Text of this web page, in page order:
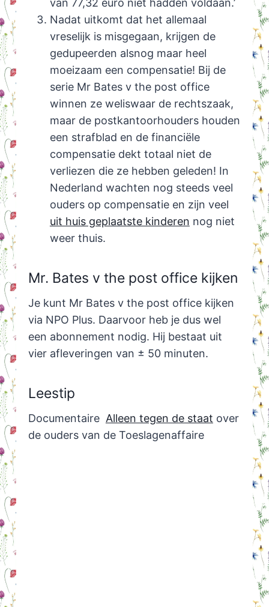
van 77,32 euro niet hadden voldaan.’
Nadat uitkomt dat het allemaal
vreselijk is misgegaan, krijgen de
gedupeerden alsnog maar heel
moeizaam een compensatie! Bij de
serie Mr Bates v the post office
winnen ze weliswaar de rechtszaak,
maar de postkantoorhouders houden
een strafblad en de financiële
compensatie dekt totaal niet de
verliezen die ze hebben geleden! In
Nederland wachten nog steeds veel
ouders op compensatie en zijn veel
uit huis geplaatste kinderen nog niet
weer thuis.
Mr. Bates v the post office kijken
Je kunt Mr Bates v the post office kijken
via NPO Plus. Daarvoor heb je dus wel
een abonnement nodig. Hij bestaat uit
vier afleveringen van ± 50 minuten.
Leestip
Documentaire Alleen tegen de staat over
de ouders van de Toeslagenaffaire